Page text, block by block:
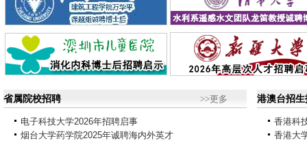
省属院校招聘 >>更多 港澳台招生
电子科技大学2026年招聘启事
烟台大学药学院2025年诚聘海内外英才
香港科
香港大